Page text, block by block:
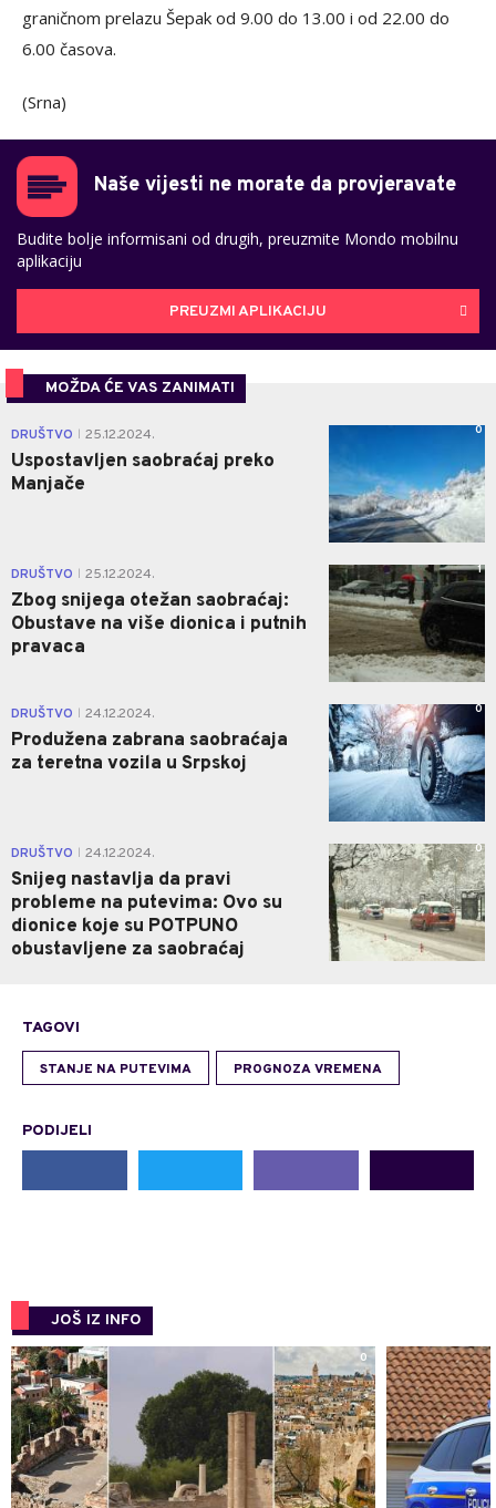
graničnom prelazu Šepak od 9.00 do 13.00 i od 22.00 do
6.00 časova.
(Srna)
Naše vijesti ne morate da provjeravate
Budite bolje informisani od drugih, preuzmite Mondo mobilnu
aplikaciju
PREUZMI APLIKACIJU
MOŽDA ĆE VAS ZANIMATI
DRUŠTVO 25.12.2024.
Uspostavljen saobraćaj preko
Manjače
0
DRUŠTVO 25.12.2024.
Zbog snijega otežan saobraćaj:
Obustave na više dionica i putnih
pravaca
1
DRUŠTVO 24.12.2024.
Produžena zabrana saobraćaja
za teretna vozila u Srpskoj
0
DRUŠTVO 24.12.2024.
Snijeg nastavlja da pravi
probleme na putevima: Ovo su
dionice koje su POTPUNO
obustavljene za saobraćaj
0
TAGOVI
STANJE NA PUTEVIMA PROGNOZA VREMENA
PODIJELI
JOŠ IZ INFO
0